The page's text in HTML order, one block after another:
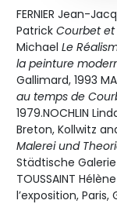
FERNIER Jean-
Patrick Courbet et
Michael Le
la peinture
Gallimard, 1993
au temps de
1979.NOCHLIN
Breton, Kollwitz
Malerei und
Städtische
TOUSSAINT Hélène
l’exposition, Paris,